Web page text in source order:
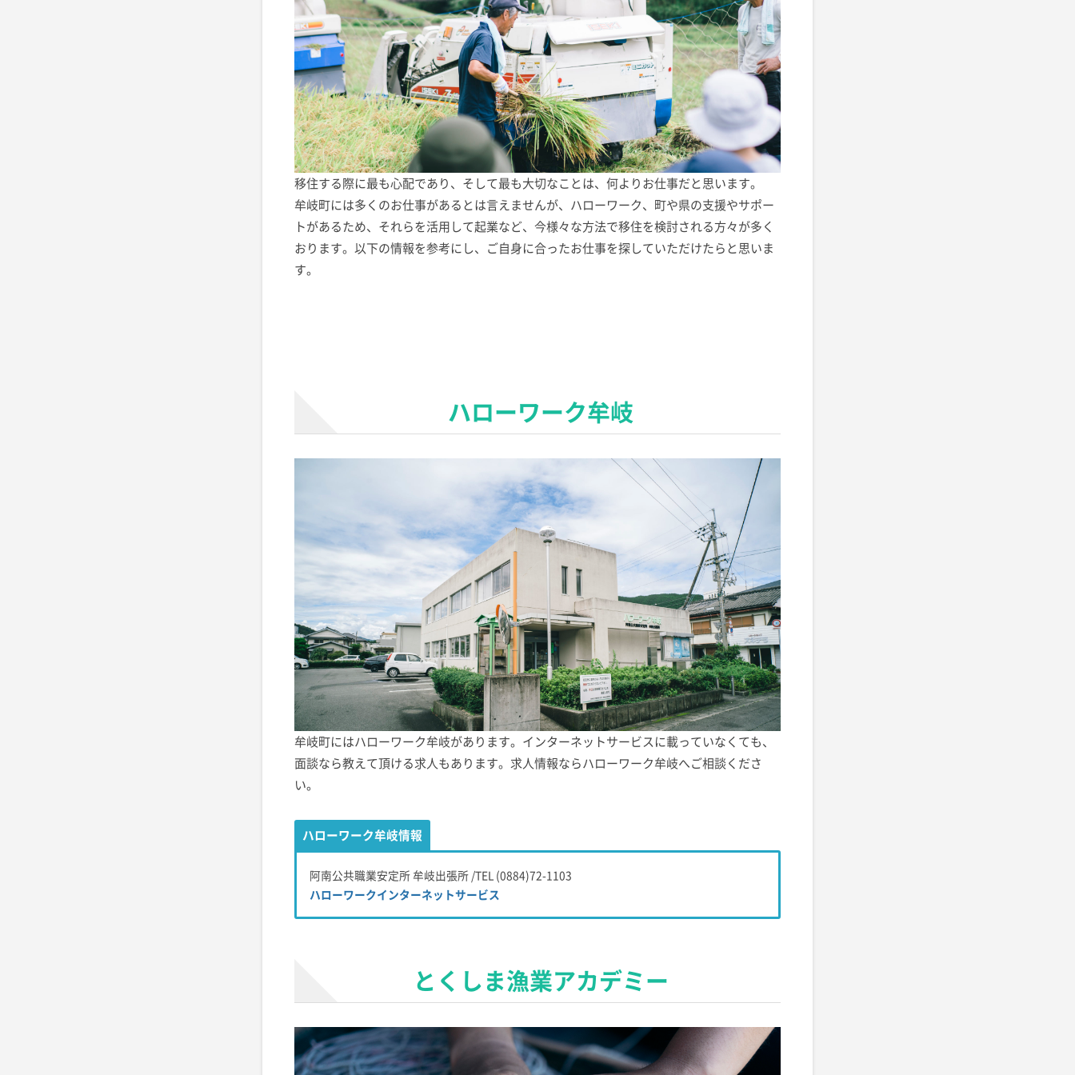
移住する際に最も心配であり、そして最も大切なことは、何よりお仕事だと思います。
牟岐町には多くのお仕事があるとは言えませんが、ハローワーク、町や県の支援やサポー
トがあるため、それらを活用して起業など、今様々な方法で移住を検討される方々が多く
おります。以下の情報を参考にし、ご自身に合ったお仕事を探していただけたらと思いま
す。
ハローワーク牟岐
牟岐町にはハローワーク牟岐があります。インターネットサービスに載っていなくても、
面談なら教えて頂ける求人もあります。求人情報ならハローワーク牟岐へご相談くださ
い。
ハローワーク牟岐情報
阿南公共職業安定所 牟岐出張所 /TEL (0884)72-1103
ハローワークインターネットサービス
とくしま漁業アカデミー